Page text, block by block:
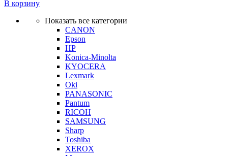
В корзину
Показать все категории
CANON
Epson
HP
Konica-Minolta
KYOCERA
Lexmark
Oki
PANASONIC
Pantum
RICOH
SAMSUNG
Sharp
Toshiba
XEROX